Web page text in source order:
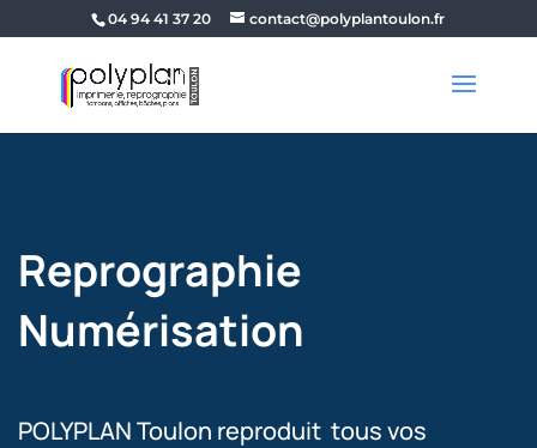
04 94 41 37 20 contact@polyplantoulon.fr
Reprographie
Numérisation
POLYPLAN Toulon reproduit tous vos